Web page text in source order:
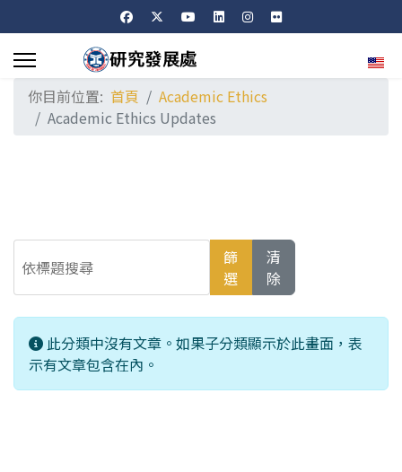
選擇
你目前位置: 首頁
Academic Ethics
Academic Ethics Updates
篩
選
清
除
信息
此分類中沒有文章。如果子分類顯示於此畫面，表
示有文章包含在內。